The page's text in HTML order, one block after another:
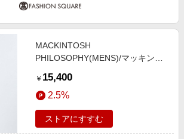
MACKINTOSH
PHILOSOPHY(MENS)/マッキント
ックロンT ストレッチミラノリブ
ホワイト1 42
￥ 15,400
2.5%
ストアにすすむ